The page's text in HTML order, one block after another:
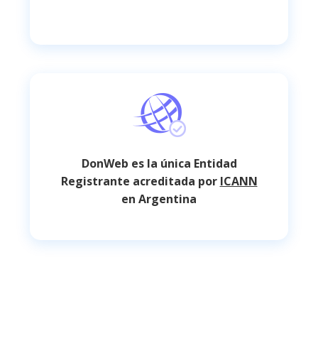
DonWeb es la única Entidad
Registrante acreditada por ICANN
en Argentina